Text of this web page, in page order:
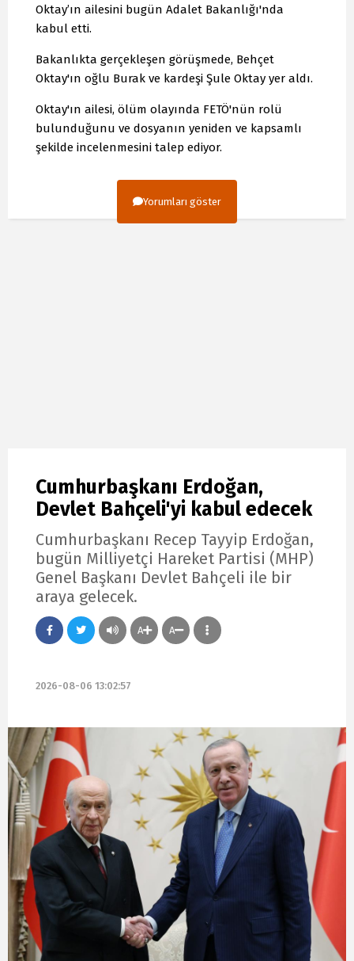
Oktay’ın ailesini bugün Adalet Bakanlığı'nda
kabul etti.
Bakanlıkta gerçekleşen görüşmede, Behçet
Oktay'ın oğlu Burak ve kardeşi Şule Oktay yer aldı.
Oktay'ın ailesi, ölüm olayında FETÖ'nün rolü
bulunduğunu ve dosyanın yeniden ve kapsamlı
şekilde incelenmesini talep ediyor.
Yorumları göster
Cumhurbaşkanı Erdoğan,
Devlet Bahçeli'yi kabul edecek
Cumhurbaşkanı Recep Tayyip Erdoğan,
bugün Milliyetçi Hareket Partisi (MHP)
Genel Başkanı Devlet Bahçeli ile bir
araya gelecek.
A A
2026-08-06 13:02:57